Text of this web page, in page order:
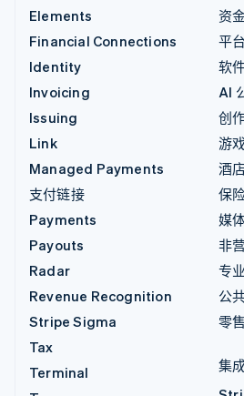
Elements
Financial Connections
Identity
Invoicing
Issuing
Link
Managed Payments
支付链接
Payments
Payouts
Radar
Revenue Recognition
Stripe Sigma
Tax
Terminal
资
平台
软
AI
创
游
酒
保
媒
非
专
公
零售
集